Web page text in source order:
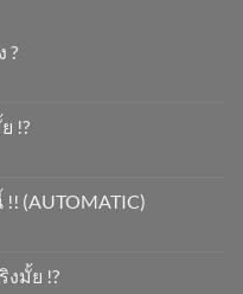
?
!?
(AUTOMATIC)
งมั้ย !?